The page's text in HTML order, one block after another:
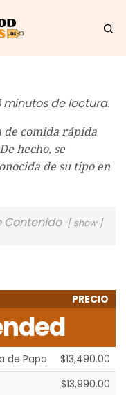
minutos de lectura.
de comida rápida
hecho, se
de su tipo en
Contenido show
PRECIO
de Papa
$13,490.00
$13,990.00